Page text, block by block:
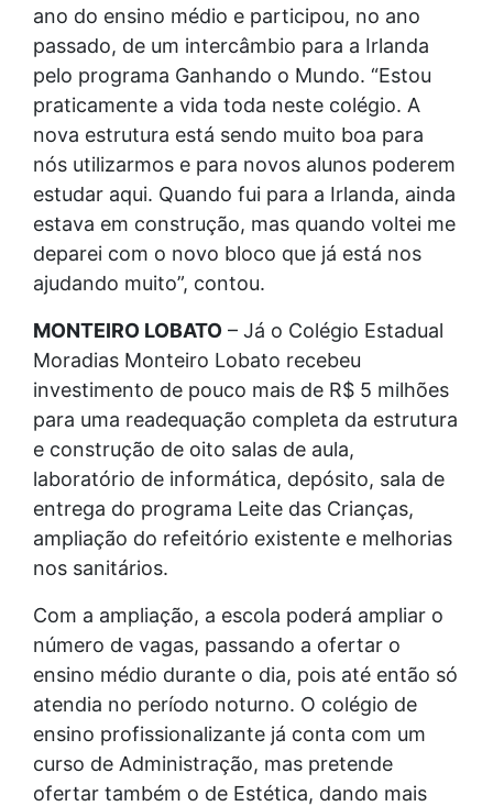
ano do ensino médio e participou, no ano
passado, de um intercâmbio para a Irlanda
pelo programa Ganhando o Mundo. “Estou
praticamente a vida toda neste colégio. A
nova estrutura está sendo muito boa para
nós utilizarmos e para novos alunos poderem
estudar aqui. Quando fui para a Irlanda, ainda
estava em construção, mas quando voltei me
deparei com o novo bloco que já está nos
ajudando muito”, contou.
MONTEIRO LOBATO – Já o Colégio Estadual
Moradias Monteiro Lobato recebeu
investimento de pouco mais de R$ 5 milhões
para uma readequação completa da estrutura
e construção de oito salas de aula,
laboratório de informática, depósito, sala de
entrega do programa Leite das Crianças,
ampliação do refeitório existente e melhorias
nos sanitários.
Com a ampliação, a escola poderá ampliar o
número de vagas, passando a ofertar o
ensino médio durante o dia, pois até então só
atendia no período noturno. O colégio de
ensino profissionalizante já conta com um
curso de Administração, mas pretende
ofertar também o de Estética, dando mais